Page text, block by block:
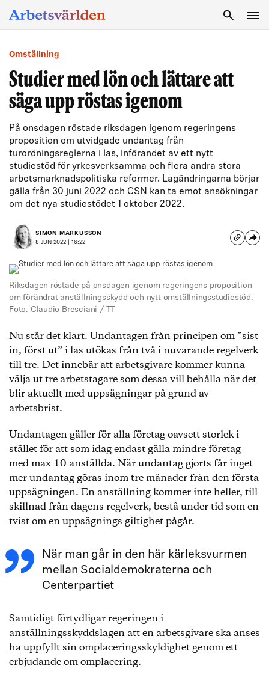
Omställning
Studier med lön och lättare att
säga upp röstas igenom
På onsdagen röstade riksdagen igenom regeringens
proposition om utvidgade undantag från
turordningsreglerna i las, införandet av ett nytt
studiestöd för yrkesverksamma och flera andra stora
arbetsmarknadspolitiska reformer. Lagändringarna börjar
gälla från 30 juni 2022 och CSN kan ta emot ansökningar
om det nya studiestödet 1 oktober 2022.
SIMON MARKUSSON
8 JUN 2022 | 16:22
Riksdagen röstade på onsdagen igenom regeringens proposition
om förändrat anställningsskydd och nytt omställningsstudiestöd.
Foto. Claudio Bresciani / TT
Nu står det klart. Undantagen från principen om ”sist
in, först ut” i las utökas från två i nuvarande regelverk
till tre. Det innebär att arbetsgivare kommer kunna
välja ut tre arbetstagare som dessa vill behålla när det
blir aktuellt med uppsägningar på grund av
arbetsbrist.
Undantagen gäller för alla företag oavsett storlek i
stället för att som idag endast gälla mindre företag
med max 10 anställda. När undantag gjorts får inget
mer undantag göras inom tre månader från den första
uppsägningen. En anställning kommer inte heller, till
skillnad från dagens regelverk, bestå under tid som en
tvist om en uppsägnings giltighet pågår.
När man går in den här kärleksvurmen
mellan Socialdemokraterna och
Centerpartiet
Samtidigt förtydligar regeringen i
anställningsskyddslagen att en arbetsgivare ska anses
ha uppfyllt sin omplaceringsskyldighet genom ett
erbjudande om omplacering.